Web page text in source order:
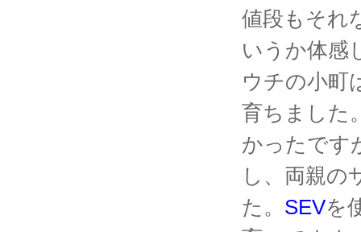
値段もそれ
いうか体感
ウチの小町
育ちました
かったです
し、両親の
た。 SEVを